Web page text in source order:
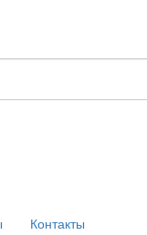
Контакты